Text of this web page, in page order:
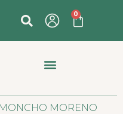
0
MORENO